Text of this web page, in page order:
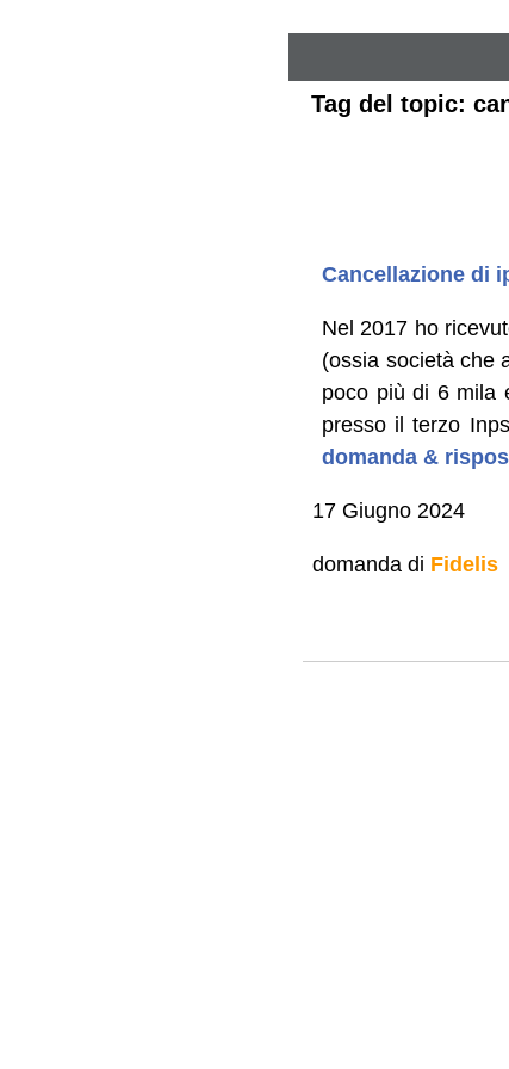
Tag del topic:
Cancellazione di
Nel 2017 ho
(ossia società che
poco più di 6 mila
presso il terzo
domanda &
17 Giugno 2024
domanda di Fidelis